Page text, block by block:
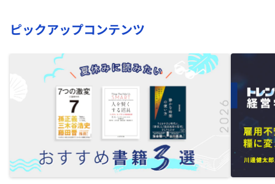
ピックアップコンテンツ